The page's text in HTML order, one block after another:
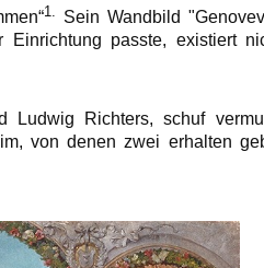
1. Sein Wandbild
passte, existiert
Richters, schuf
von denen zwei erhalten